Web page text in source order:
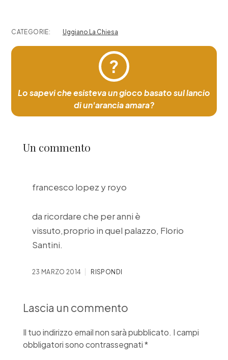
CATEGORIE: Uggiano La Chiesa
?
Lo sapevi che esisteva un gioco basato sul lancio
di un'arancia amara?
Un commento
francesco lopez y royo
da ricordare che per anni è
vissuto,proprio in quel palazzo, Florio
Santini.
23 MARZO 2014 RISPONDI
Lascia un commento
Il tuo indirizzo email non sarà pubblicato. I campi
obbligatori sono contrassegnati*